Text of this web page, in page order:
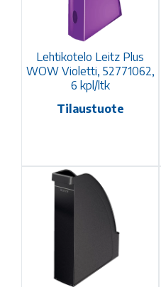
Lehtikotelo Leitz Plus
WOW Violetti, 52771062,
6 kpl/ltk
Tilaustuote